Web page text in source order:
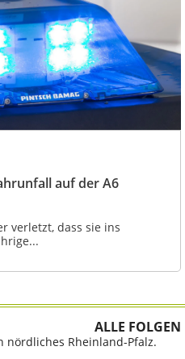
auf der A6
verletzt, dass sie ins
ALLE FOLGEN
nördliches Rheinland-Pfalz.